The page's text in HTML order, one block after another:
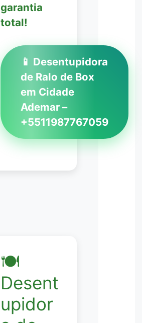
garantia
total!
📱 Desentupidora
de Ralo de Box
em Cidade
Ademar –
+5511987767059
🍽️
Desent
upidor